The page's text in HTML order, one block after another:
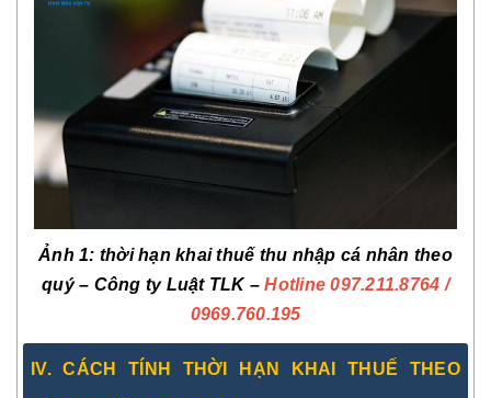
Ảnh 1: thời hạn khai thuế thu nhập cá nhân theo
quý – Công ty Luật TLK – Hotline 097.211.8764 /
0969.760.195
IV. CÁCH TÍNH THỜI HẠN KHAI THUẾ THEO